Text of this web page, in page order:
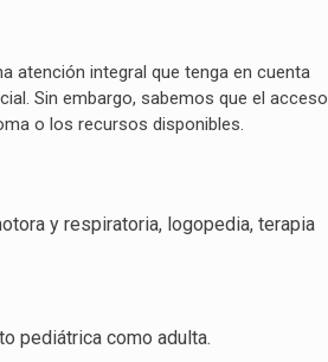
atención integral que tenga en cuenta
Sin embargo, sabemos que el acceso
o los recursos disponibles.
y respiratoria, logopedia, terapia
pediátrica como adulta.